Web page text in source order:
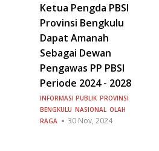
Ketua Pengda PBSI
Provinsi Bengkulu
Dapat Amanah
Sebagai Dewan
Pengawas PP PBSI
Periode 2024 - 2028
INFORMASI PUBLIK PROVINSI
BENGKULU NASIONAL OLAH
RAGA
30 Nov, 2024